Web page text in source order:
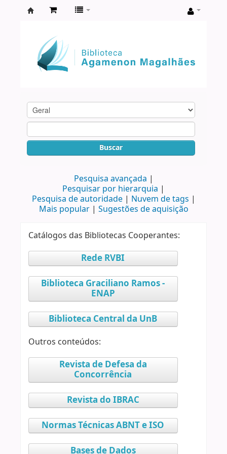
Agamenon
Magalhães
Buscar
Pesquisa avançada
Pesquisar por hierarquia
Pesquisa de autoridade
Nuvem de tags
Mais popular
Sugestões de aquisição
Catálogos das Bibliotecas Cooperantes:
Rede RVBI
Biblioteca Graciliano Ramos -
ENAP
Biblioteca Central da UnB
Outros conteúdos:
Revista de Defesa da
Concorrência
Revista do IBRAC
Normas Técnicas ABNT e ISO
Bases de Dados